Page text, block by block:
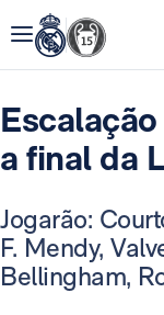
a final da
Jogarão:
F. Mendy,
Bellingham,